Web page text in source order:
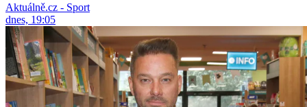
Aktuálně.cz - Sport
dnes, 19:05